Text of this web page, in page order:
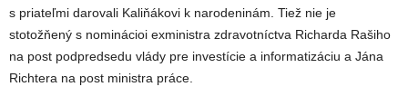
s priateľmi darovali Kaliňákovi k narodeninám. Tiež nie je
stotožňený s nominácioi exministra zdravotníctva Richarda Rašiho
na post podpredsedu vlády pre investície a informatizáciu a Jána
Richtera na post ministra práce.